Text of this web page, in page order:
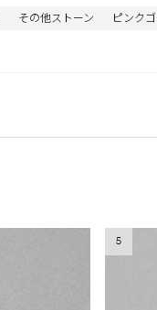
その他ストーン
ピンク
5